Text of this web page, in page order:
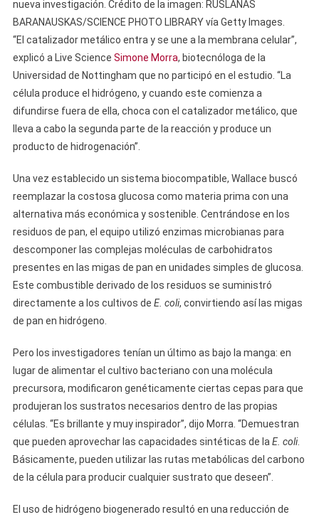
nueva investigación. Crédito de la imagen: RUSLANAS
BARANAUSKAS/SCIENCE PHOTO LIBRARY vía Getty Images.
“El catalizador metálico entra y se une a la membrana celular”,
explicó a Live Science Simone Morra, biotecnóloga de la
Universidad de Nottingham que no participó en el estudio. “La
célula produce el hidrógeno, y cuando este comienza a
difundirse fuera de ella, choca con el catalizador metálico, que
lleva a cabo la segunda parte de la reacción y produce un
producto de hidrogenación”.
Una vez establecido un sistema biocompatible, Wallace buscó
reemplazar la costosa glucosa como materia prima con una
alternativa más económica y sostenible. Centrándose en los
residuos de pan, el equipo utilizó enzimas microbianas para
descomponer las complejas moléculas de carbohidratos
presentes en las migas de pan en unidades simples de glucosa.
Este combustible derivado de los residuos se suministró
directamente a los cultivos de E. coli, convirtiendo así las migas
de pan en hidrógeno.
Pero los investigadores tenían un último as bajo la manga: en
lugar de alimentar el cultivo bacteriano con una molécula
precursora, modificaron genéticamente ciertas cepas para que
produjeran los sustratos necesarios dentro de las propias
células. “Es brillante y muy inspirador”, dijo Morra. “Demuestran
que pueden aprovechar las capacidades sintéticas de la E. coli.
Básicamente, pueden utilizar las rutas metabólicas del carbono
de la célula para producir cualquier sustrato que deseen”.
El uso de hidrógeno biogenerado resultó en una reducción de